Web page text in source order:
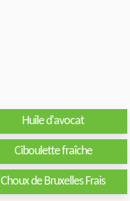
Huile d'avocat
Ciboulette fraîche
Choux de Bruxelles Frais